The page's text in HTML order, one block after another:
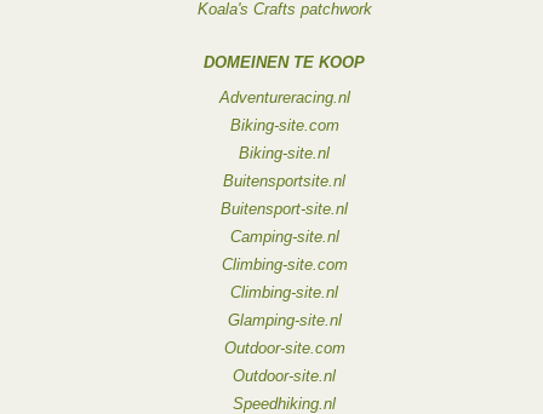
Koala's Crafts patchwork
DOMEINEN TE KOOP
Adventureracing.nl
Biking-site.com
Biking-site.nl
Buitensportsite.nl
Buitensport-site.nl
Camping-site.nl
Climbing-site.com
Climbing-site.nl
Glamping-site.nl
Outdoor-site.com
Outdoor-site.nl
Speedhiking.nl